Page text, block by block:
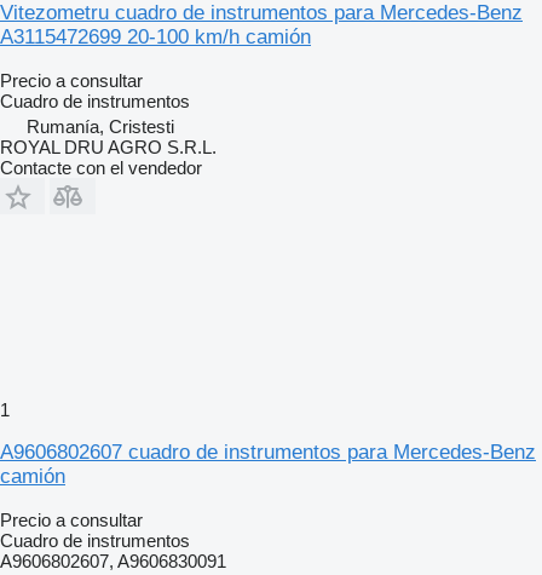
Vitezometru cuadro de instrumentos para Mercedes-Benz
A3115472699 20-100 km/h camión
Precio a consultar
Cuadro de instrumentos
Rumanía, Cristesti
ROYAL DRU AGRO S.R.L.
Contacte con el vendedor
1
A9606802607 cuadro de instrumentos para Mercedes-Benz
camión
Precio a consultar
Cuadro de instrumentos
A9606802607, A9606830091